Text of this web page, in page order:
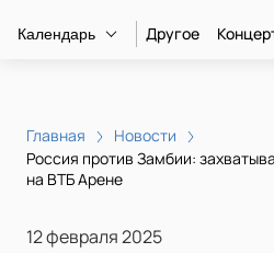
Календарь Другое
Главная
Новости
Россия против Замбии:
на ВТБ Арене
12 февраля 2025